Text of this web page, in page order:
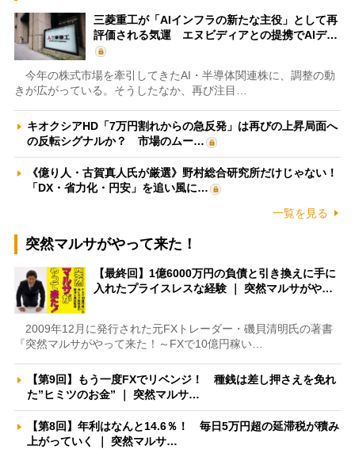
三菱重工が「AIインフラの新たな主役」として再
評価される気運 エヌビディアとの提携でAIデ…
今年の株式市場を牽引してきたAI・半導体関連株に、調整の動
きが広がっている。そうしたなか、再び注目…
キオクシアHD「7万円割れからの急反発」は再びの上昇局面へ
の反転シグナルか？ 市場のムー…
《億り人・古賀真人氏が厳選》野村総合研究所だけじゃない！
「DX・省力化・円安」を追い風に…
一覧を見る
突然マルサがやって来た！
【最終回】1億6000万円の負債と引き換えに手に
入れたプライスレスな経験 ｜ 突然マルサがや…
2009年12月に発行された元FXトレーダー・磯貝清明氏の著書
『突然マルサがやって来た！～FXで10億円稼い…
【第9回】もう一度FXでリベンジ！ 種銭は差し押さえを免れ
た”ヒミツのお金” ｜ 突然マルサ…
【第8回】年利はなんと14.6％！ 毎日5万円超の延滞税が積み
上がっていく ｜ 突然マルサ…